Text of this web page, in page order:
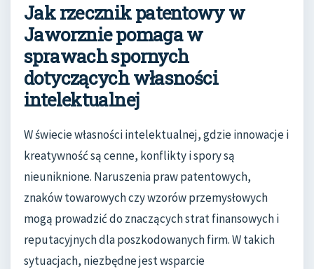
Jak rzecznik patentowy w
Jaworznie pomaga w
sprawach spornych
dotyczących własności
intelektualnej
W świecie własności intelektualnej, gdzie innowacje i
kreatywność są cenne, konflikty i spory są
nieuniknione. Naruszenia praw patentowych,
znaków towarowych czy wzorów przemysłowych
mogą prowadzić do znaczących strat finansowych i
reputacyjnych dla poszkodowanych firm. W takich
sytuacjach, niezbędne jest wsparcie